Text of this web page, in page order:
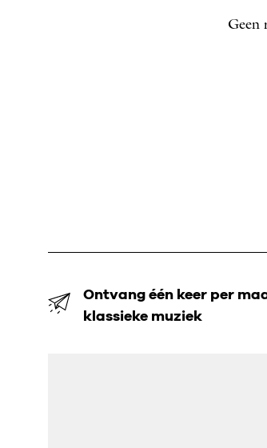
Geen
Ontvang één keer per
klassieke muziek